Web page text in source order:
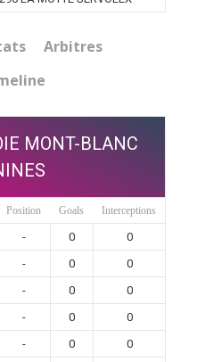
Arbitres
MONT-BLANC
Position Goals Interceptions
- 0
0
- 0
0
- 0
0
- 0
0
- 0
0